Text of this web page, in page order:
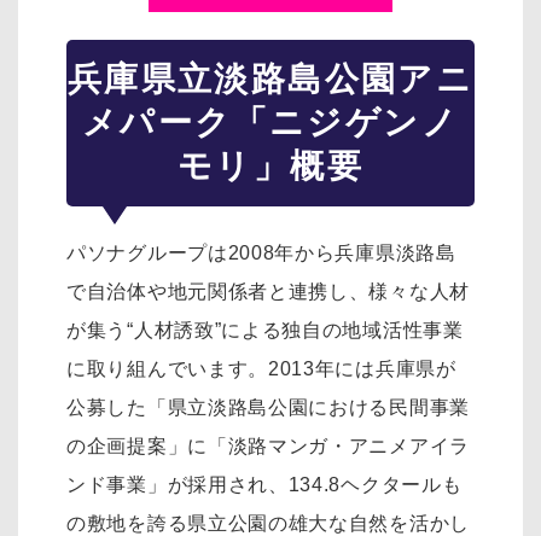
兵庫県立淡路島公園アニ
メパーク「ニジゲンノ
モリ」概要
パソナグループは2008年から兵庫県淡路島
で自治体や地元関係者と連携し、様々な人材
が集う“人材誘致”による独自の地域活性事業
に取り組んでいます。2013年には兵庫県が
公募した「県立淡路島公園における民間事業
の企画提案」に「淡路マンガ・アニメアイラ
ンド事業」が採用され、134.8ヘクタールも
の敷地を誇る県立公園の雄大な自然を活かし